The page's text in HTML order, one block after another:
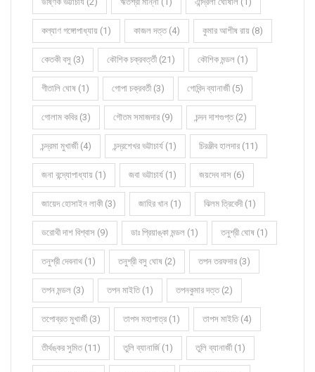
কল্যাণ গঙ্গোপাধ্যায় (1) কাজল দত্ত (4) কুমার আশীষ রায় (8)
কেতকী বসু (3) কৌশিক চক্রবর্ত্তী (21) কৌশিক মন্ডল (1)
গীতালি ঘোষ (1) গোপা চক্রবর্তী (3) গোবিন্দ ব্যানার্জী (5)
গোলাম কবির (3) গৌতম সমাজদার (9) চন্দন দাশগুপ্ত (2)
চন্দ্রমা মুখার্জী (4) চন্দ্রশেখর ভট্টাচার্য (1) চিরঞ্জীব হালদার (11)
জনা বন্দ্যোপাধ্যায় (1) জবা ভট্টাচার্য (1) জয়দেব দাস (6)
জায়েদ হোসাইন লাকী (3) জাহির খান (1) ঝিলম ত্রিবেদী (1)
ডরোথী দাশ বিশ্বাস (9) ডাঃ প্রিয়াঙ্কা মন্ডল (1) তনুশ্রী ঘোষ (1)
তনুশ্রী দেবনাথ (1) তনুশ্রী বসু ঘোষ (2) তপন তরফদার (3)
তপন মন্ডল (3) তপন মাইতি (1) তপনকুমার দত্ত (2)
তপোব্রত মুখার্জী (3) তাপস মহাপাত্র (1) তাপস মাইতি (4)
তীর্থঙ্কর সুমিত (11) তুলি ব্যানার্জি (1) তুলি ব্যানার্জী (1)